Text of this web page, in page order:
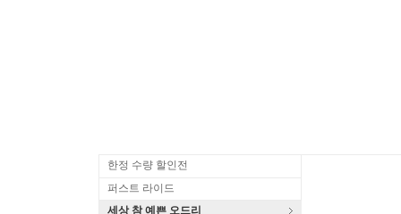
한정 수량 할인전
퍼스트 라이드
세상 참 예쁜 오드리